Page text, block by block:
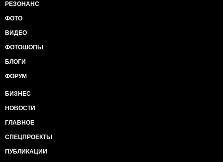
РЕЗОНАНС
ФОТО
ВИДЕО
ФОТОШОПЫ
БЛОГИ
ФОРУМ
БИЗНЕС
НОВОСТИ
ГЛАВНОЕ
СПЕЦПРОЕКТЫ
ПУБЛИКАЦИИ